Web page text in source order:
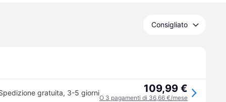
Consigliato
gratuita, 3-5 giorni 109,99 €
O 3 pagamenti di 36,66 €/mese